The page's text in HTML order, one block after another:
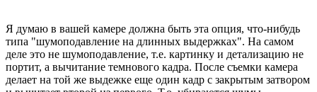
Я думаю в вашей камере должна быть эта опция, что-нибудь
типа "шумоподавление на длинных выдержках". На самом
деле это не шумоподавление, т.е. картинку и детализацию не
портит, а вычитание темнового кадра. После съемки камера
делает на той же выдежке еще один кадр с закрытым затвором